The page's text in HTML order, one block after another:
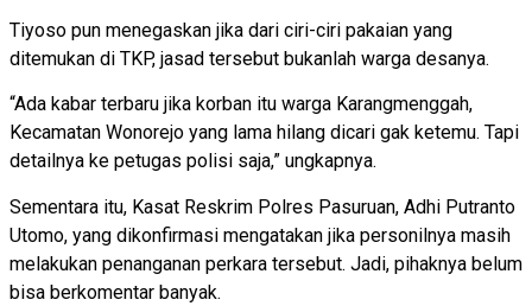
Tiyoso pun menegaskan jika dari ciri-ciri pakaian yang
ditemukan di TKP, jasad tersebut bukanlah warga desanya.
“Ada kabar terbaru jika korban itu warga Karangmenggah,
Kecamatan Wonorejo yang lama hilang dicari gak ketemu. Tapi
detailnya ke petugas polisi saja,” ungkapnya.
Sementara itu, Kasat Reskrim Polres Pasuruan, Adhi Putranto
Utomo, yang dikonfirmasi mengatakan jika personilnya masih
melakukan penanganan perkara tersebut. Jadi, pihaknya belum
bisa berkomentar banyak.